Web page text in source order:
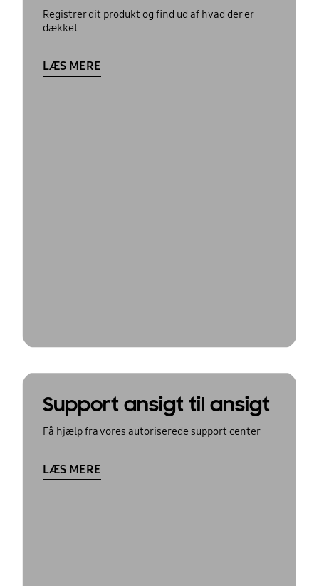
Registrer dit produkt og find ud af hvad der er
dækket
LÆS MERE
Support ansigt til ansigt
Få hjælp fra vores autoriserede support center
LÆS MERE